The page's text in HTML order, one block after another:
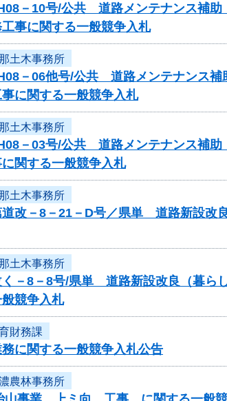
－10号/公共 道路メンテナンス補
事に関する一般競争入札
土木事務所
－06他号/公共 道路メンテナンス
に関する一般競争入札
土木事務所
－03号/公共 道路メンテナンス補
関する一般競争入札
土木事務所
道改－8－21－D号／県単 道路新設
土木事務所
く－8－8号/県単 道路新設改良（暮
競争入札
財務課
に関する一般競争入札公告
農林事務所